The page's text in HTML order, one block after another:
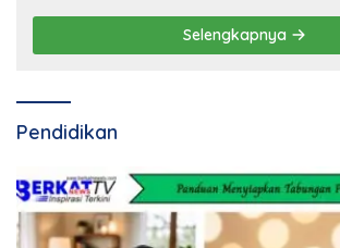
Selengkapnya
Pendidikan